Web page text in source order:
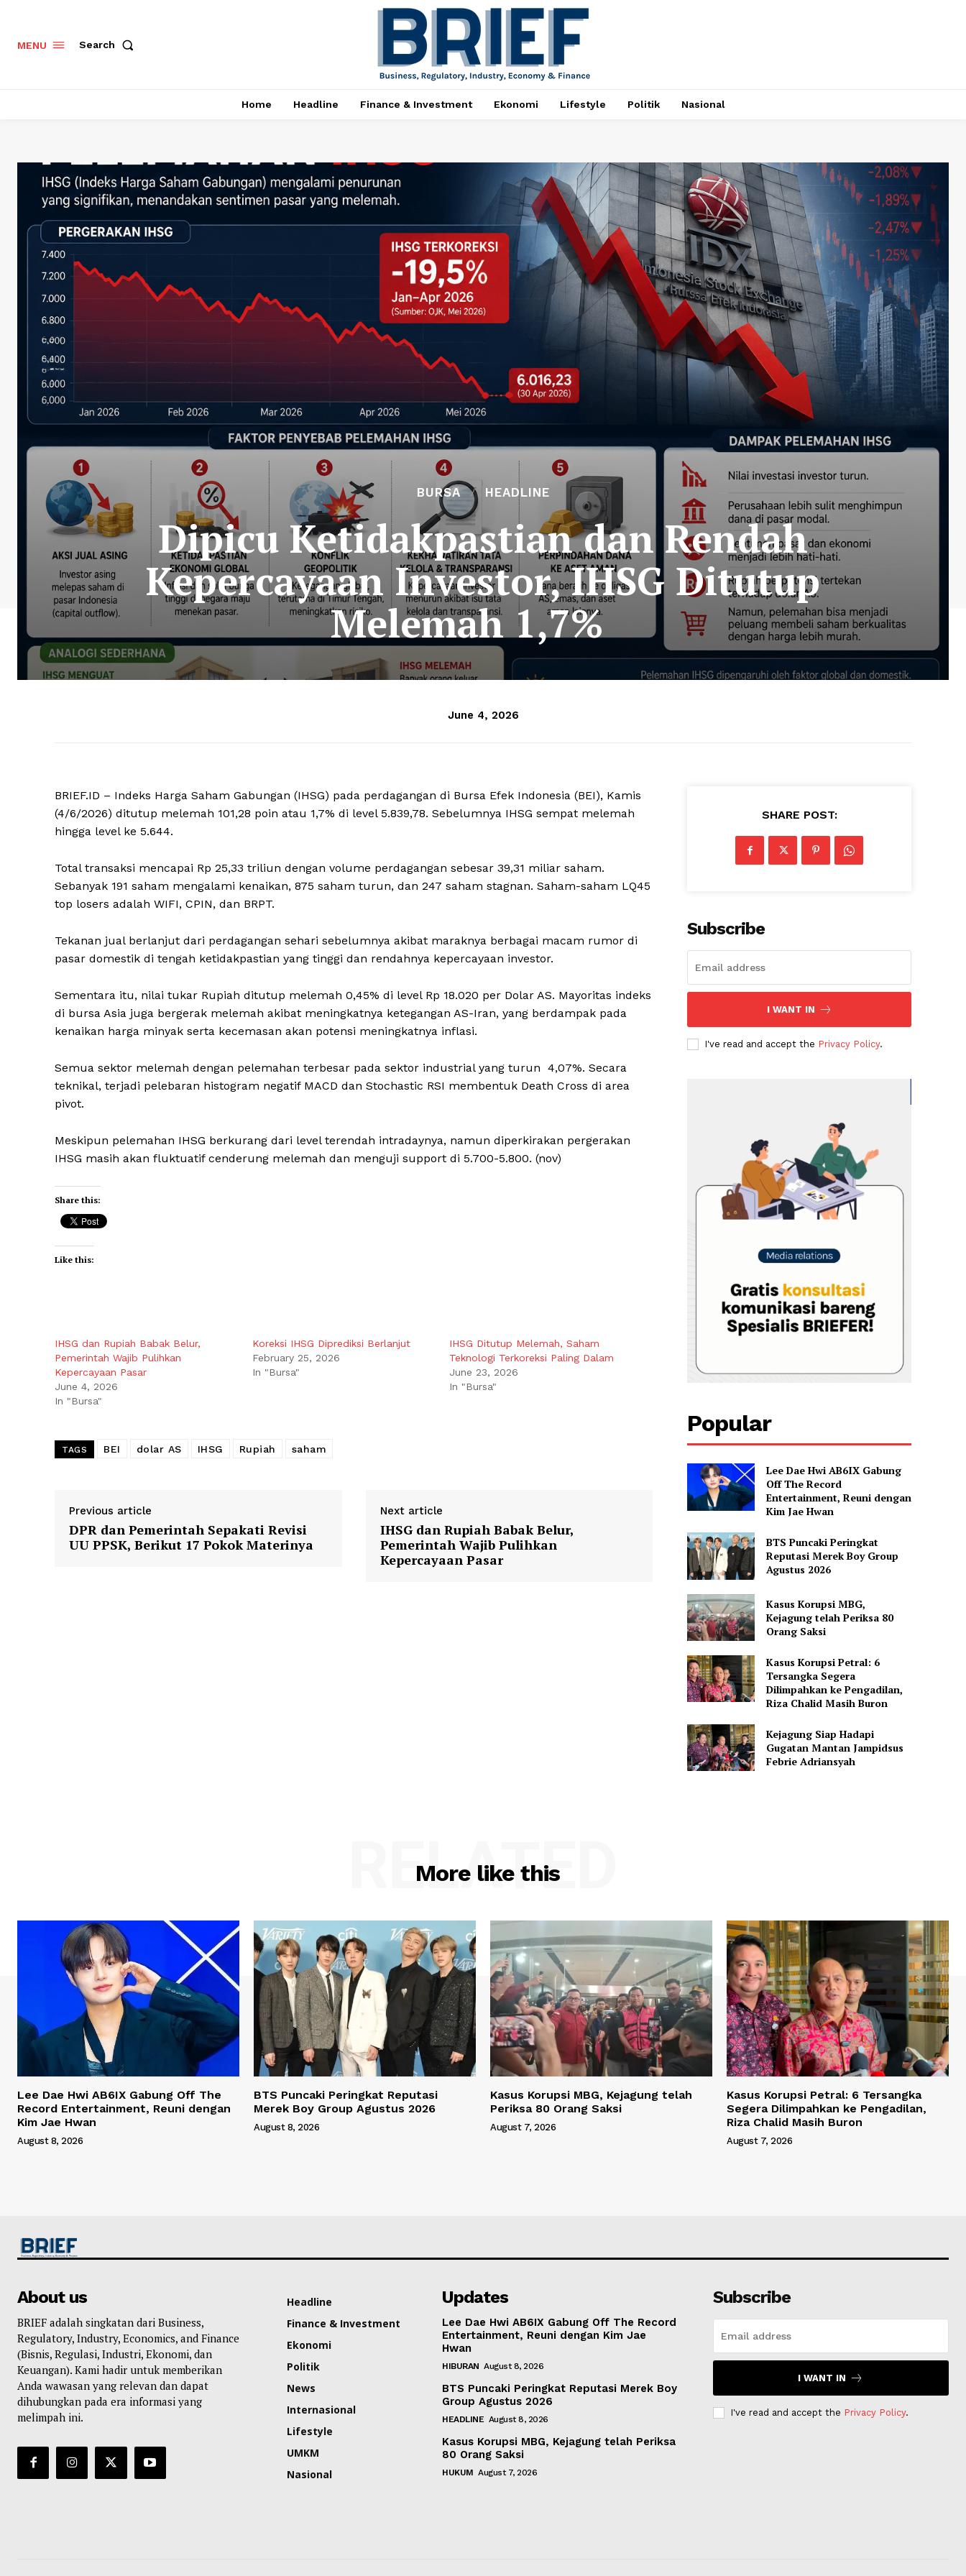
MENU Search
Home Headline Finance & Investment Ekonomi Lifestyle Politik Nasional
BURSA HEADLINE
Dipicu Ketidakpastian dan Rendah
Kepercayaan Investor, IHSG Ditutup
Melemah 1,7%
June 4, 2026
BRIEF.ID – Indeks Harga Saham Gabungan (IHSG) pada perdagangan di Bursa Efek Indonesia (BEI), Kamis
(4/6/2026) ditutup melemah 101,28 poin atau 1,7% di level 5.839,78. Sebelumnya IHSG sempat melemah
hingga level ke 5.644.
Total transaksi mencapai Rp 25,33 triliun dengan volume perdagangan sebesar 39,31 miliar saham.
Sebanyak 191 saham mengalami kenaikan, 875 saham turun, dan 247 saham stagnan. Saham-saham LQ45
top losers adalah WIFI, CPIN, dan BRPT.
Tekanan jual berlanjut dari perdagangan sehari sebelumnya akibat maraknya berbagai macam rumor di
pasar domestik di tengah ketidakpastian yang tinggi dan rendahnya kepercayaan investor.
Sementara itu, nilai tukar Rupiah ditutup melemah 0,45% di level Rp 18.020 per Dolar AS. Mayoritas indeks
di bursa Asia juga bergerak melemah akibat meningkatnya ketegangan AS-Iran, yang berdampak pada
kenaikan harga minyak serta kecemasan akan potensi meningkatnya inflasi.
Semua sektor melemah dengan pelemahan terbesar pada sektor industrial yang turun 4,07%. Secara
teknikal, terjadi pelebaran histogram negatif MACD dan Stochastic RSI membentuk Death Cross di area
pivot.
Meskipun pelemahan IHSG berkurang dari level terendah intradaynya, namun diperkirakan pergerakan
IHSG masih akan fluktuatif cenderung melemah dan menguji support di 5.700-5.800. (nov)
Share this:
Like this:
IHSG dan Rupiah Babak Belur,
Pemerintah Wajib Pulihkan
Kepercayaan Pasar
June 4, 2026
In "Bursa"
Koreksi IHSG Diprediksi Berlanjut
February 25, 2026
In "Bursa"
IHSG Ditutup Melemah, Saham
Teknologi Terkoreksi Paling Dalam
June 23, 2026
In "Bursa"
TAGS BEI dolar AS IHSG Rupiah saham
Previous article
DPR dan Pemerintah Sepakati Revisi
UU PPSK, Berikut 17 Pokok Materinya
Next article
IHSG dan Rupiah Babak Belur,
Pemerintah Wajib Pulihkan
Kepercayaan Pasar
SHARE POST:
Subscribe
I WANT IN
I've read and accept the Privacy Policy.
Popular
Lee Dae Hwi AB6IX Gabung
Off The Record
Entertainment, Reuni dengan
Kim Jae Hwan
BTS Puncaki Peringkat
Reputasi Merek Boy Group
Agustus 2026
Kasus Korupsi MBG,
Kejagung telah Periksa 80
Orang Saksi
Kasus Korupsi Petral: 6
Tersangka Segera
Dilimpahkan ke Pengadilan,
Riza Chalid Masih Buron
Kejagung Siap Hadapi
Gugatan Mantan Jampidsus
Febrie Adriansyah
More like this
RELATED
Lee Dae Hwi AB6IX Gabung Off The
Record Entertainment, Reuni dengan
Kim Jae Hwan
August 8, 2026
BTS Puncaki Peringkat Reputasi
Merek Boy Group Agustus 2026
August 8, 2026
Kasus Korupsi MBG, Kejagung telah
Periksa 80 Orang Saksi
August 7, 2026
Kasus Korupsi Petral: 6 Tersangka
Segera Dilimpahkan ke Pengadilan,
Riza Chalid Masih Buron
August 7, 2026
About us
BRIEF adalah singkatan dari Business,
Regulatory, Industry, Economics, and Finance
(Bisnis, Regulasi, Industri, Ekonomi, dan
Keuangan). Kami hadir untuk memberikan
Anda wawasan yang relevan dan dapat
dihubungkan pada era informasi yang
melimpah ini.
Headline
Finance & Investment
Ekonomi
Politik
News
Internasional
Lifestyle
UMKM
Nasional
Updates
Lee Dae Hwi AB6IX Gabung Off The Record
Entertainment, Reuni dengan Kim Jae
Hwan
HIBURAN August 8, 2026
BTS Puncaki Peringkat Reputasi Merek Boy
Group Agustus 2026
HEADLINE August 8, 2026
Kasus Korupsi MBG, Kejagung telah Periksa
80 Orang Saksi
HUKUM August 7, 2026
Subscribe
I WANT IN
I've read and accept the Privacy Policy.